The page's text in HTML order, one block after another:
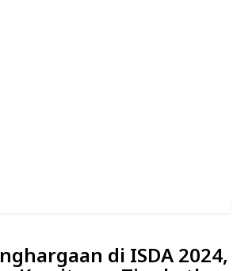
di ISDA 2024,